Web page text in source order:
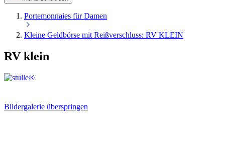
Portemonnaies für Damen
Kleine Geldbörse mit Reißverschluss: RV KLEIN
RV klein
Bildergalerie überspringen